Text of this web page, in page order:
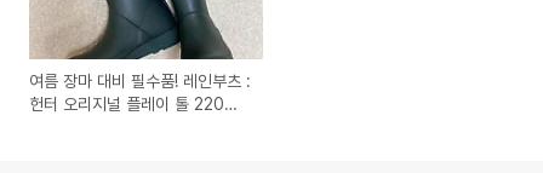
여름 장마 대비 필수품! 레인부츠 :
헌터 오리지널 플레이 톨 220사